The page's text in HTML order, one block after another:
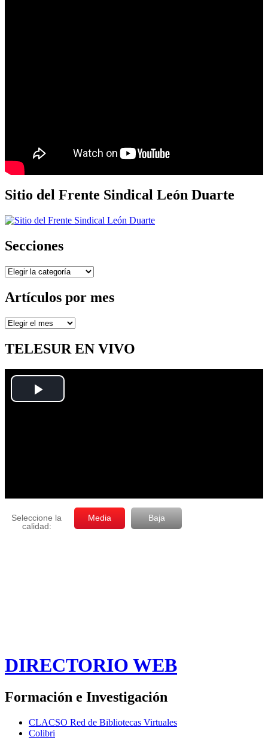
Sitio del Frente Sindical León Duarte
Secciones
Secciones
Artículos por mes
Artículos
mes
TELESUR EN VIVO
DIRECTORIO WEB
Formación e Investigación
CLACSO Red de Bibliotecas Virtuales
Colibri